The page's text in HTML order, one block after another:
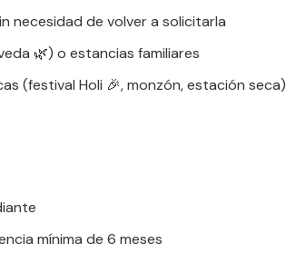
necesidad de volver a solicitarla
🌿) o estancias familiares
(festival Holi 🎉, monzón, estación seca)
mínima de 6 meses